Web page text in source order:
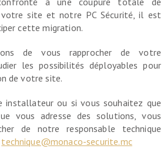
site et notre PC Sécurité, il est
cette migration.
de vous rapprocher de votre
les possibilités déployables pour
de votre site.
installateur ou si vous souhaitez que
vous adresse des solutions, vous
de notre responsable technique
technique@monaco-securite.mc